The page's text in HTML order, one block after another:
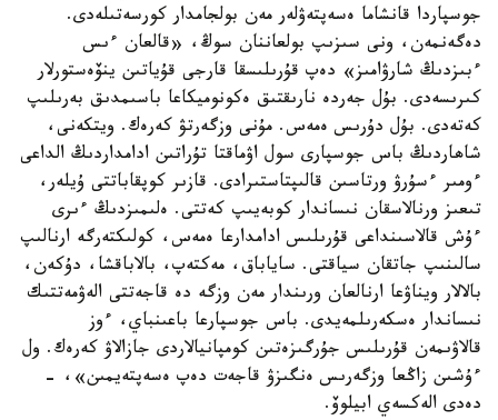
جوسپاردا قانشاما ەسەپتەۋلەر مەن بولجامدار كورسەتىلەدى.
دەگەنمەن، ونى سىزىپ بولعاننان سوڭ، «قالعان ءىس
ءبىزدىڭ شارۋامىز» دەپ قۇرىلىسقا قارجى قۇياتىن ينۆەستورلار
كىرىسەدى. بۇل جەردە نارىقتىق ەكونوميكاعا باسىمدىق بەرىلىپ
كەتەدى. بۇل دۇرىس ەمەس. مۇنى وزگەرتۋ كەرەك. ويتكەنى،
شاھاردىڭ باس جوسپارى سول اۋماقتا تۇراتىن ادامداردىڭ الداعى
ءومىر ءسۇرۋ ورتاسىن قالىپتاستىرادى. قازىر كوپقاباتتى ۇيلەر،
تىعىز ورنالاسقان نىساندار كوبەيىپ كەتتى. ەلىمىزدىڭ ءىرى
ءۇش قالاسىنداعى قۇرىلىس ادامدارعا ەمەس، كولىكتەرگە ارنالىپ
سالىنىپ جاتقان سياقتى. ساياباق، مەكتەپ، بالاباقشا، دۇكەن،
بالالار ويناۋعا ارنالعان ورىندار مەن وزگە دە قاجەتتى الەۋمەتتىك
نىساندار ەسكەرىلمەيدى. باس جوسپارعا باعىنباي، ءوز
قالاۋىمەن قۇرىلىس جۇرگىزەتىن كومپانيالاردى جازالاۋ كەرەك. ول
ءۇشىن زاڭعا وزگەرىس ەنگىزۋ قاجەت دەپ ەسەپتەيمىن»، -
دەدى الەكسەي ابيلوۆ.